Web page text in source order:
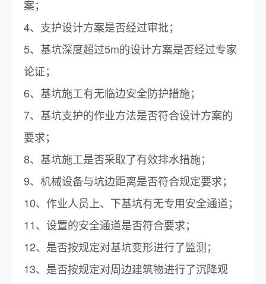
案；
4、支护设计方案是否经过审批；
5、基坑深度超过5m的设计方案是否经过专家
论证；
6、基坑施工有无临边安全防护措施；
7、基坑支护的作业方法是否符合设计方案的
要求；
8、基坑施工是否采取了有效排水措施；
9、机械设备与坑边距离是否符合规定要求；
10、作业人员上、下基坑有无专用安全通道；
11、设置的安全通道是否符合要求；
12、是否按规定对基坑变形进行了监测；
13、是否按规定对周边建筑物进行了沉降观